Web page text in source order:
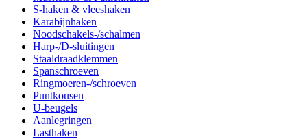
S-haken & vleeshaken
Karabijnhaken
Noodschakels-/schalmen
Harp-/D-sluitingen
Staaldraadklemmen
Spanschroeven
Ringmoeren-/schroeven
Puntkousen
U-beugels
Aanlegringen
Lasthaken